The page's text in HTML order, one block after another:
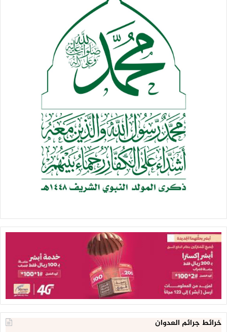
خرائط جرائم العدوان